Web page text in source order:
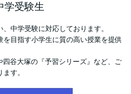
学受験生
中学受験に対応しております。
目指す小学生に質の高い授業を提供
谷大塚の『予習シリーズ』など、ご
す。